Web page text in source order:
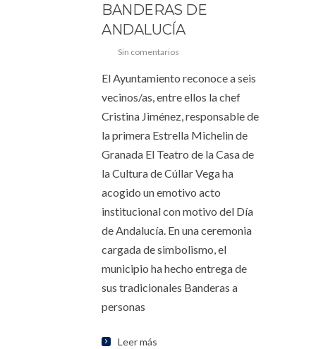
BANDERAS DE
ANDALUCÍA
Sin comentarios
El Ayuntamiento reconoce a seis
vecinos/as, entre ellos la chef
Cristina Jiménez, responsable de
la primera Estrella Michelin de
Granada El Teatro de la Casa de
la Cultura de Cúllar Vega ha
acogido un emotivo acto
institucional con motivo del Día
de Andalucía. En una ceremonia
cargada de simbolismo, el
municipio ha hecho entrega de
sus tradicionales Banderas a
personas
Leer más